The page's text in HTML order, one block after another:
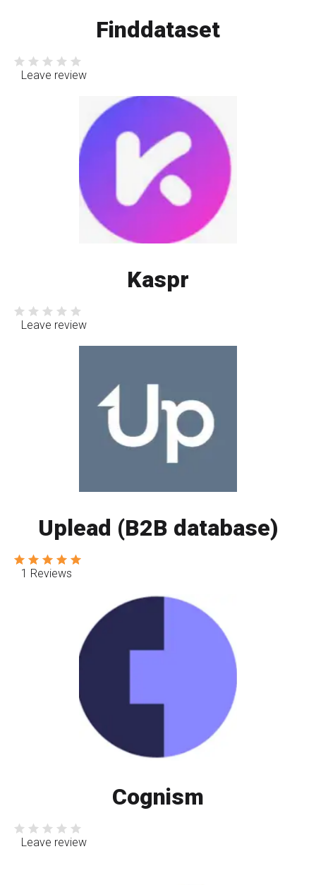
Finddataset
Leave review
Kaspr
Leave review
Uplead (B2B database)
1 Reviews
Cognism
Leave review